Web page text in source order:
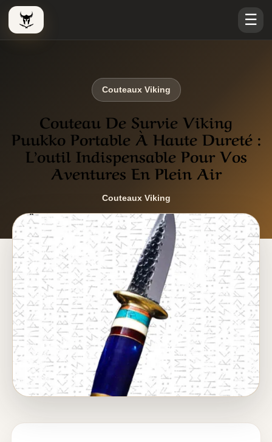
Le Viking Couteau ☰
Couteaux Viking
Couteau De Survie Viking
Puukko Portable À Haute Dureté :
L’outil Indispensable Pour Vos
Aventures En Plein Air
Couteaux Viking